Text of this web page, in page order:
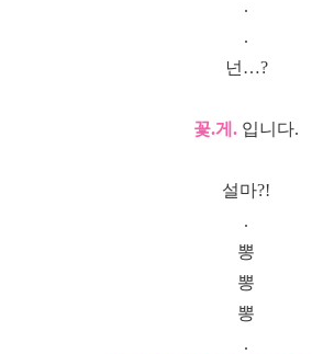
.
.
넌…?
꽃.게. 입니다.
설마?!
.
뽕
뽕
뽕
.